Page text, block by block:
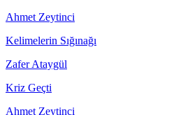
Ahmet Zeytinci
Kelimelerin Sığınağı
Zafer Ataygül
Kriz Geçti
Ahmet Zeytinci